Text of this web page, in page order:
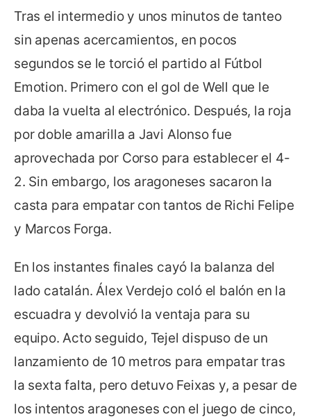
Tras el intermedio y unos minutos de tanteo
sin apenas acercamientos, en pocos
segundos se le torció el partido al Fútbol
Emotion. Primero con el gol de Well que le
daba la vuelta al electrónico. Después, la roja
por doble amarilla a Javi Alonso fue
aprovechada por Corso para establecer el 4-
2. Sin embargo, los aragoneses sacaron la
casta para empatar con tantos de Richi Felipe
y Marcos Forga.
En los instantes finales cayó la balanza del
lado catalán. Álex Verdejo coló el balón en la
escuadra y devolvió la ventaja para su
equipo. Acto seguido, Tejel dispuso de un
lanzamiento de 10 metros para empatar tras
la sexta falta, pero detuvo Feixas y, a pesar de
los intentos aragoneses con el juego de cinco,